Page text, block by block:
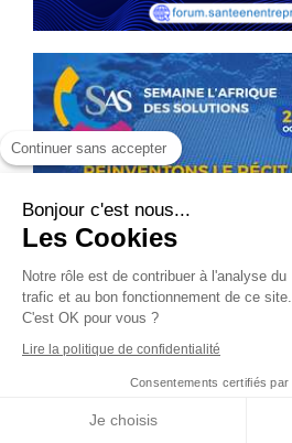
Continuer sans accepter
Bonjour c'est nous...
Les Cookies
Notre rôle est de contribuer à l'analyse du
trafic et au bon fonctionnement de ce site.
C'est OK pour vous ?
Lire la politique de confidentialité
Consentements certifiés par
Je choisis